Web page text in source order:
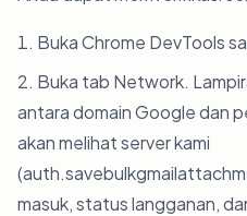
Buka Chrome DevTools
Buka tab Network.
antara domain Google dan
akan melihat server kami
masuk, status langganan,